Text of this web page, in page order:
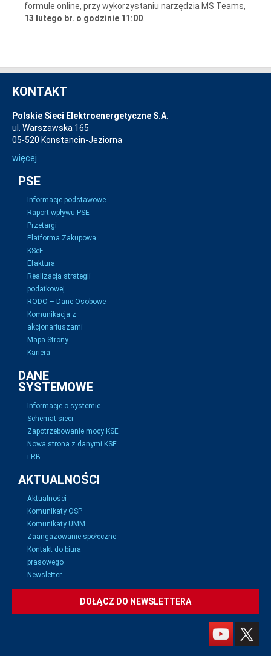
formule online, przy wykorzystaniu narzędzia MS Teams,
13 lutego br. o godzinie 11:00
KONTAKT
Polskie Sieci Elektroenergetyczne S.A.
ul. Warszawska 165
05-520 Konstancin-Jeziorna
więcej
PSE
Informacje podstawowe
Raport wpływu PSE
Przetargi
Platforma Zakupowa
KSeF
Efaktura
Realizacja strategii
podatkowej
RODO – Dane Osobowe
Komunikacja z
akcjonariuszami
Mapa Strony
Kariera
DANE
SYSTEMOWE
Informacje o systemie
Schemat sieci
Zapotrzebowanie mocy KSE
Nowa strona z danymi KSE
i RB
AKTUALNOŚCI
Aktualności
Komunikaty OSP
Komunikaty UMM
Zaangażowanie społeczne
Kontakt do biura
prasowego
Newsletter
DOŁĄCZ DO NEWSLETTERA